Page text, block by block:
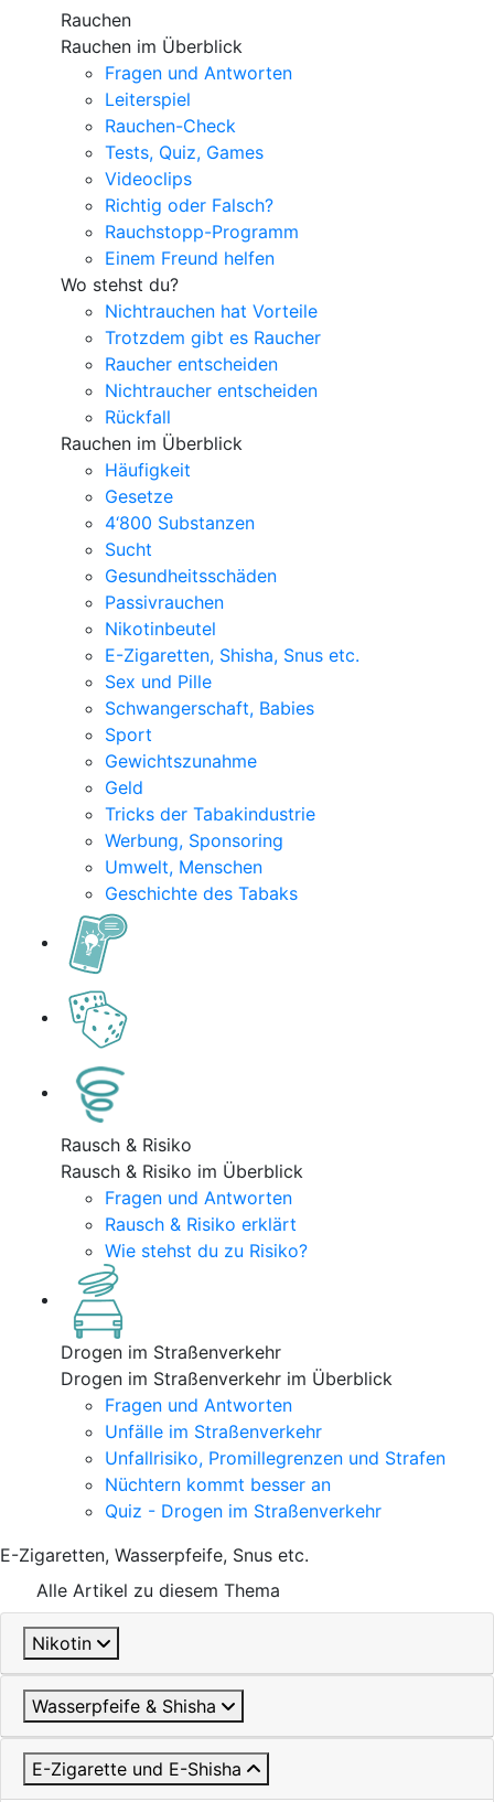
Rauchen
Rauchen im Überblick
Fragen und Antworten
Leiterspiel
Rauchen-Check
Tests, Quiz, Games
Videoclips
Richtig oder Falsch?
Rauchstopp-Programm
Einem Freund helfen
Wo stehst du?
Nichtrauchen hat Vorteile
Trotzdem gibt es Raucher
Raucher entscheiden
Nichtraucher entscheiden
Rückfall
Rauchen im Überblick
Häufigkeit
Gesetze
4‘800 Substanzen
Sucht
Gesundheitsschäden
Passivrauchen
Nikotinbeutel
E-Zigaretten, Shisha, Snus etc.
Sex und Pille
Schwangerschaft, Babies
Sport
Gewichtszunahme
Geld
Tricks der Tabakindustrie
Werbung, Sponsoring
Umwelt, Menschen
Geschichte des Tabaks
Rausch & Risiko
Rausch & Risiko im Überblick
Fragen und Antworten
Rausch & Risiko erklärt
Wie stehst du zu Risiko?
Drogen im Straßenverkehr
Drogen im Straßenverkehr im Überblick
Fragen und Antworten
Unfälle im Straßenverkehr
Unfallrisiko, Promillegrenzen und Strafen
Nüchtern kommt besser an
Quiz - Drogen im Straßenverkehr
E-Zigaretten, Wasserpfeife, Snus etc.
Alle Artikel zu diesem Thema
Nikotin
Wasserpfeife & Shisha
E-Zigarette und E-Shisha